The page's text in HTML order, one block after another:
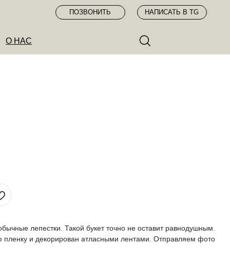
НАПИСАТЬ В TG
лепестки. Такой букет точно не оставит равнодушным.
пленку и декорирован атласными лентами. Отправляем фото